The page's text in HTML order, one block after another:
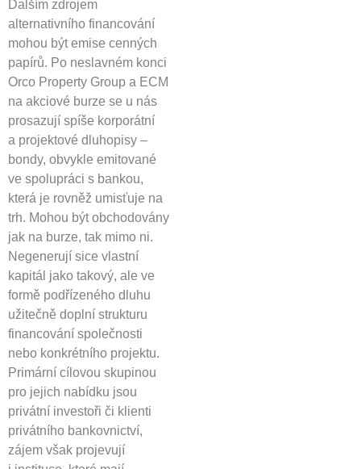
Dalším zdrojem
alternativního financování
mohou být emise cenných
papírů. Po neslavném konci
Orco Property Group a ECM
na akciové burze se u nás
prosazují spíše korporátní
a projektové dluhopisy –
bondy, obvykle emitované
ve spolupráci s bankou,
která je rovněž umisťuje na
trh. Mohou být obchodovány
jak na burze, tak mimo ni.
Negenerují sice vlastní
kapitál jako takový, ale ve
formě podřízeného dluhu
užitečně doplní strukturu
financování společnosti
nebo konkrétního projektu.
Primární cílovou skupinou
pro jejich nabídku jsou
privátní investoři či klienti
privátního bankovnictví,
zájem však projevují